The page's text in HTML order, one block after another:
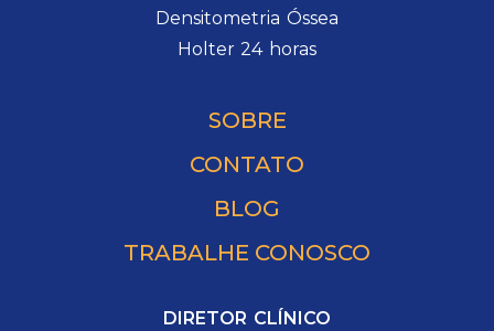
Densitometria Óssea
Holter 24 horas
SOBRE
CONTATO
BLOG
TRABALHE CONOSCO
DIRETOR CLÍNICO